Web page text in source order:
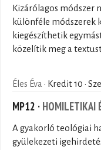
Kizárólagos módszer
különféle módszerek
kiegészíthetik
közelítik meg a
Éles Éva · Kredit 10 ·
MP12 · HOMILETIKAI
A gyakorló teológiai
gyülekezeti